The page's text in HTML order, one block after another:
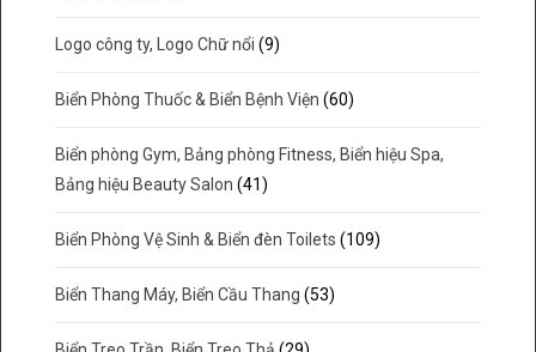
Logo công ty, Logo Chữ nổi (9)
Biển Phòng Thuốc & Biển Bệnh Viện (60)
Biển phòng Gym, Bảng phòng Fitness, Biển hiệu Spa,
Bảng hiệu Beauty Salon (41)
Biển Phòng Vệ Sinh & Biển đèn Toilets (109)
Biển Thang Máy, Biển Cầu Thang (53)